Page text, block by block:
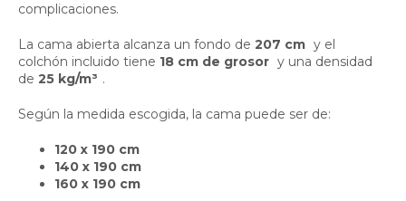
complicaciones.
La cama abierta alcanza un fondo de 207 cm y el
colchón incluido tiene 18 cm de grosor y una densidad
de 25 kg/m³ .
Según la medida escogida, la cama puede ser de:
120 x 190 cm
140 x 190 cm
160 x 190 cm